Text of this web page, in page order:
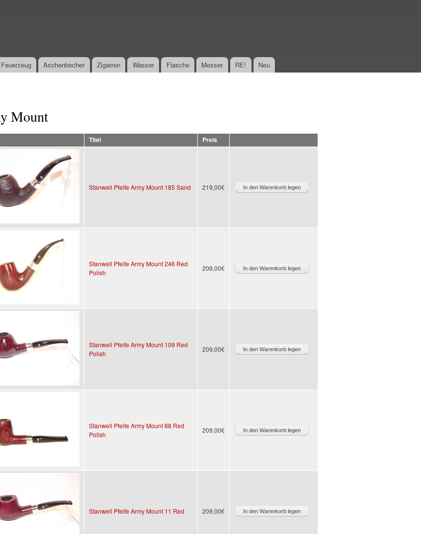
Feuerzeug Aschenbecher Zigarren Wasser Flasche Messer RE! Neu
Mount
Titel Preis
Stanwell Pfeife Army Mount 185 Sand 219,00€
Stanwell Pfeife Army Mount 246 Red
Polish
209,00€
Stanwell Pfeife Army Mount 109 Red
Polish
209,00€
Stanwell Pfeife Army Mount 88 Red
Polish
209,00€
Stanwell Pfeife Army Mount 11 Red 209,00€